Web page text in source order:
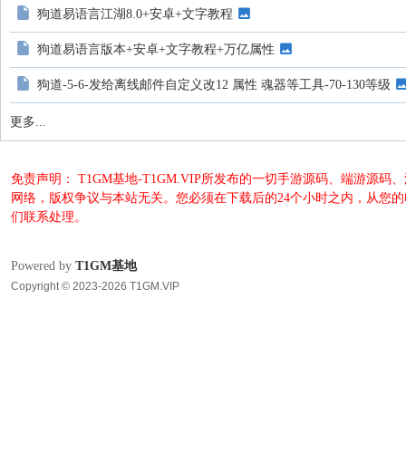
狗道易语言江湖8.0+安卓+文字教程
狗道易语言版本+安卓+文字教程+万亿属性
狗道-5-6-发给离线邮件自定义改12 属性 魂器等工具-70-130等级
更多...
免责声明： T1GM基地-T1GM.VIP所发布的一切手游源码、端游源码
网络，版权争议与本站无关。您必须在下载后的24个小时之内，从您
们联系处理。
Powered by T1GM基地
Copyright © 2023-2026 T1GM.VIP